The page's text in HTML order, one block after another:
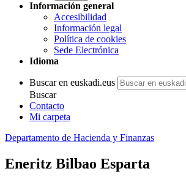
Información general
Accesibilidad
Información legal
Política de cookies
Sede Electrónica
Idioma
Buscar en euskadi.eus
Buscar
Contacto
Mi carpeta
Departamento de Hacienda y Finanzas
Eneritz Bilbao Esparta